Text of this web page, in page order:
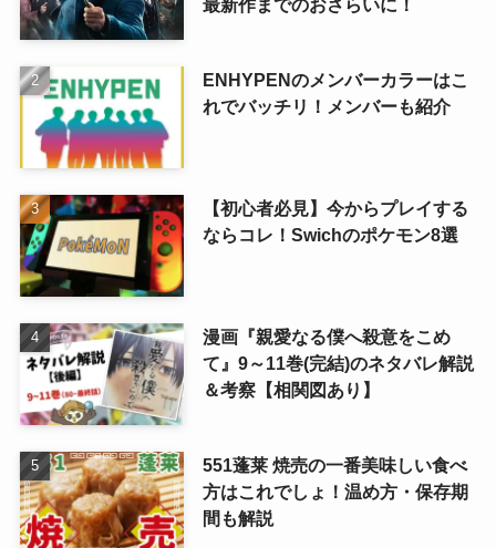
最新作までのおさらいに！
ENHYPENのメンバーカラーはこ
れでバッチリ！メンバーも紹介
【初心者必見】今からプレイする
ならコレ！Swichのポケモン8選
漫画『親愛なる僕へ殺意をこめ
て』9～11巻(完結)のネタバレ解説
＆考察【相関図あり】
551蓬莱 焼売の一番美味しい食べ
方はこれでしょ！温め方・保存期
間も解説